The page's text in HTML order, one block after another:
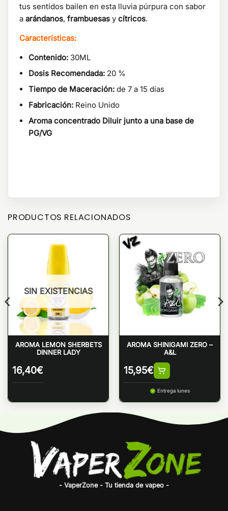
tus sentidos bailen en esta lluvia púrpura con sabor
a arándanos, frambuesas y cítricos.
Características:
Contenido: 30ML
Dosis Recomendada: 20 %
Tiempo de Maceración: de 7 a 15 días
Fabricación: Reino Unido
Aroma concentrado Diluir junto a una base de
PG/VG
PRODUCTOS RELACIONADOS
SIN EXISTENCIAS
AROMA LEMON SHERBETS
DINNER LADY
16,40€
AROMA SHINIGAMI ZERO –
A&L
15,95€
Entrega lunes
- VaperZone - Tu tienda de vapeo -